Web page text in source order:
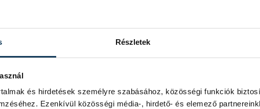
Részletek
és hirdetések személyre szabásához, közösségi funkciók
Ezenkívül közösségi média-, hirdető- és elemező